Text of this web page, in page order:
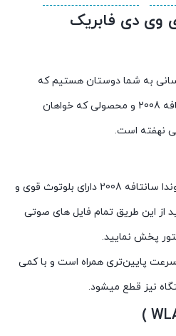
وی دی فابریک
به شما دوستان هستیم که
بدانید در مانیتور فابریک سانتافه 2008 و محصولی که خواهان
نهفته است.
دی وی دی فابریک اسمارت هیوندا سانتافه 2008 دارای بلوتوث قوی و
از این طریق تمام فایل های صوتی
پخش نمایید.
سرعت پایین‌تری همراه است و با کمی
نیز قطع میشود.